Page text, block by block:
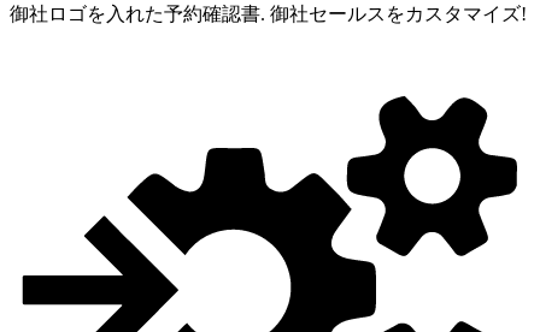
御社ロゴを入れた予約確認書. 御社セールスをカスタマイズ!